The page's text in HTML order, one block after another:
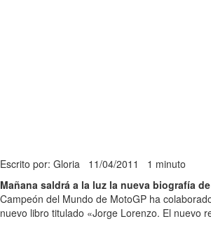
Escrito por: Gloria 11/04/2011 1 minuto
Mañana saldrá a la luz la nueva biografía
Campeón del Mundo de MotoGP ha
nuevo libro titulado «Jorge Lorenzo. El nuevo